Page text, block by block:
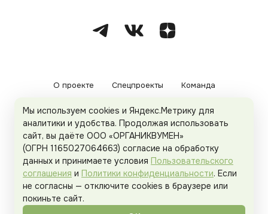
О проекте Спецпроекты Команда
Рекламодателям Политика конфиденциальности
Пользовательское соглашение
Organicwoman.ru . Все права защищены.
Мы используем cookies и Яндекс.Метрику для
аналитики и удобства. Продолжая использовать
сайт, вы даёте ООО «ОРГАНИКВУМЕН»
(ОГРН 1165027064663) согласие на обработку
данных и принимаете условия Пользовательского
соглашения и Политики конфиденциальности. Если
не согласны — отключите cookies в браузере или
покиньте сайт.